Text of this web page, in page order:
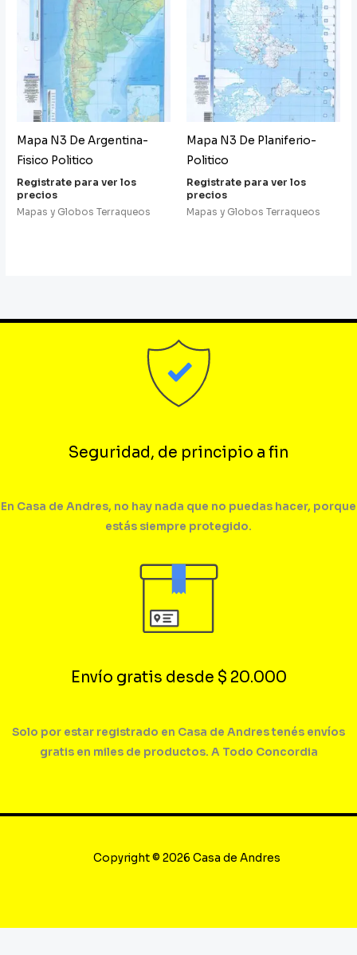
Mapa N3 De Argentina-
Fisico Politico
Registrate para ver los
precios
Mapas y Globos Terraqueos
Mapa N3 De Planiferio-
Politico
Registrate para ver los
precios
Mapas y Globos Terraqueos
Seguridad, de principio a fin
En Casa de Andres, no hay nada que no puedas hacer, porque
estás siempre protegido.
Envío gratis desde $ 20.000
Solo por estar registrado en Casa de Andres tenés envíos
gratis en miles de productos. A Todo Concordia
Copyright © 2026 Casa de Andres